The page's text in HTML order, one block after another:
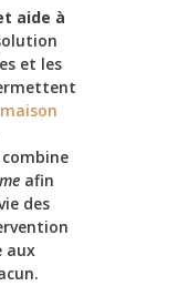
aide à
et les
afin
des
aux